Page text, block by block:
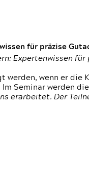
für präzise
Expertenwissen für
werden, wenn er
Seminar werden
erarbeitet. Der